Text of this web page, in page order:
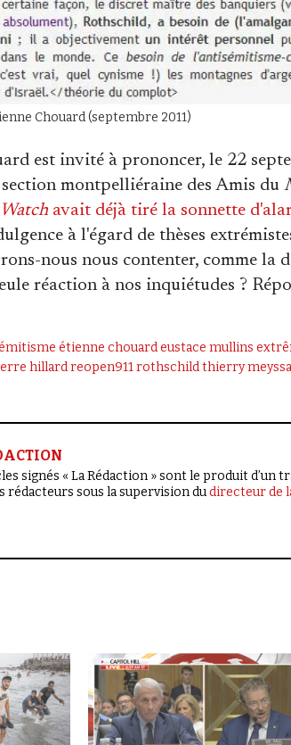
Chouard (septembre 2011)
est invité à prononcer, le 22
montpelliéraine des Amis du
avait déjà tiré la sonnette
à l'égard de thèses
nous nous contenter, comme la
réaction à nos inquiétudes ?
étienne chouardeustace mullins
hillardreopen911rothschildthierry
signés « La Rédaction » sont le produit d’un
rédacteurs sous la supervision dudirecteur de